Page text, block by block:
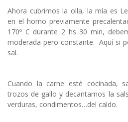
Ahora cubrimos la olla, la mía es
en el horno previamente
170º C durante 2 hs 30 min,
moderada pero constante. Aquí si
sal.
Cuando la carne esté cocinada,
trozos de gallo y decantamos la
verduras, condimentos…del caldo.